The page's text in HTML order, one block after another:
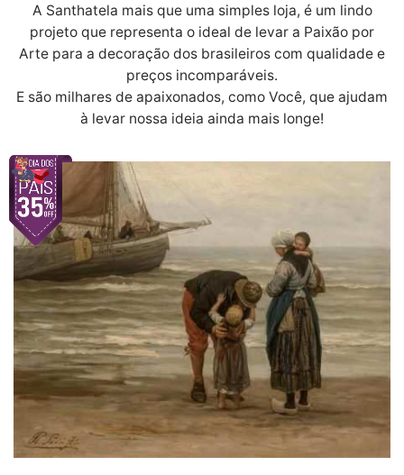
A Santhatela mais que uma simples loja, é um lindo
projeto que representa o ideal de levar a Paixão por
Arte para a decoração dos brasileiros com qualidade e
preços incomparáveis.
E são milhares de apaixonados, como Você, que ajudam
à levar nossa ideia ainda mais longe!